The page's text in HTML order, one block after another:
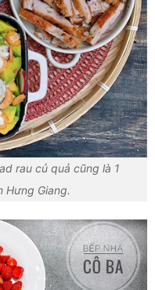
rau củ quả cũng là 1
Hưng Giang.